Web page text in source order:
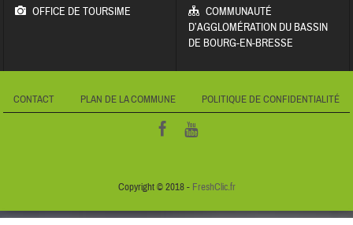
OFFICE DE TOURSIME
COMMUNAUTÉ
D’AGGLOMÉRATION DU BASSIN
DE BOURG-EN-BRESSE
CONTACT PLAN DE LA COMMUNE POLITIQUE DE CONFIDENTIALITÉ
Copyright © 2018 - FreshClic.fr